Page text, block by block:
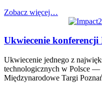
Zobacz więcej…
Ukwiecenie
Ukwiecenie jednego z
technologicznych w Polsce —
Międzynarodowe Targi